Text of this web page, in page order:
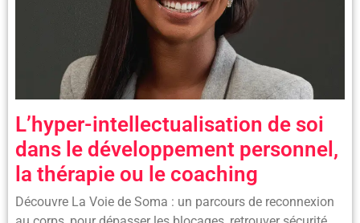
L’hyper-intellectualisation de soi
dans le développement personnel,
la thérapie ou le coaching
Découvre La Voie de Soma : un parcours de reconnexion